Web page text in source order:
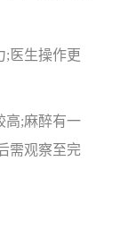
生操作更
;麻醉有一
需观察至完